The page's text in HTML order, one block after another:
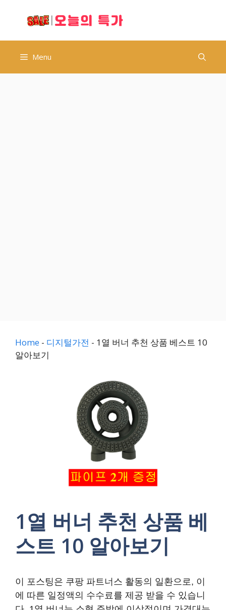
로
Menu
Home - 디지털가전 - 1열 버너 추천 상품 베스트 10
알아보기
1열 버너 추천 상품 베
스트 10 알아보기
이 포스팅은 쿠팡 파트너스 활동의 일환으로, 이
에 따른 일정액의 수수료를 제공 받을 수 있습니